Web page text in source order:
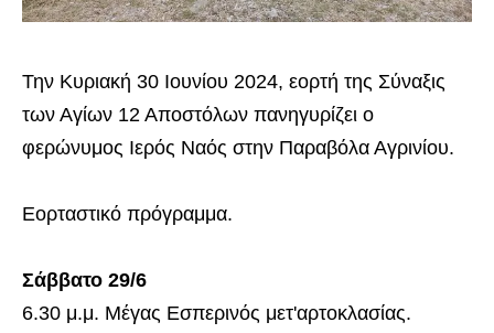
Την Κυριακή 30 Ιουνίου 2024, εορτή της Σύναξις
των Αγίων 12 Αποστόλων πανηγυρίζει ο
φερώνυμος Ιερός Ναός στην Παραβόλα Αγρινίου.
Εορταστικό πρόγραμμα.
Σάββατο 29/6
6.30 μ.μ. Μέγας Εσπερινός μετ'αρτοκλασίας.